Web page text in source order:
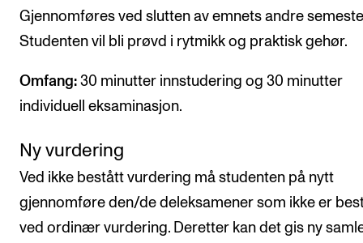
Gjennomføres ved slutten av emnets andre
Studenten vil bli prøvd i rytmikk og praktisk gehør.
Omfang: 30 minutter innstudering og 30 minutter
individuell eksaminasjon.
Ny vurdering
Ved ikke bestått vurdering må studenten på nytt
gjennomføre den/de deleksamener som ikke er
ved ordinær vurdering. Deretter kan det gis ny